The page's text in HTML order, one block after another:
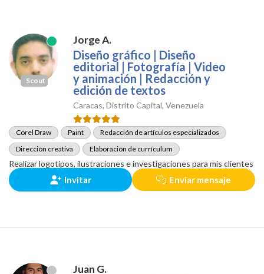
Scout
Jorge A.
Diseño gráfico | Diseño
editorial | Fotografía | Video
y animación | Redacción y
edición de textos
Caracas, Distrito Capital, Venezuela
Corel Draw Paint
Redacción de artículos especializados
Dirección creativa
Elaboración de currículum
Realizar logotipos, ilustraciones e investigaciones para mis clientes
Invitar Enviar mensaje
Juan G.